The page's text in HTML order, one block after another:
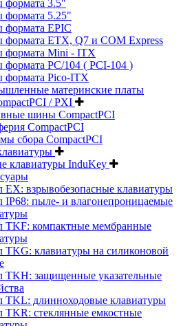
формата 3.5"
формата 5.25"
формата EPIC
формата ETX, Q7 и COM Express
формата Mini - ITX
формата PC/104 ( PCI-104 )
формата Pico-ITX
материнские платы
/ PXI
шины CompactPCI
CompactPCI
сбора CompactPCI
клавиатуры InduKey
EX: взрывобезопасные клавиатуры
IP68: пыле- и влагонепроницаемые
TKF: компактные мембранные
TKG: клавиатуры на силиконовой
TKH: защищенные указательные
TKL: длинноходовые клавиатуры
TKR: стеклянные емкостные